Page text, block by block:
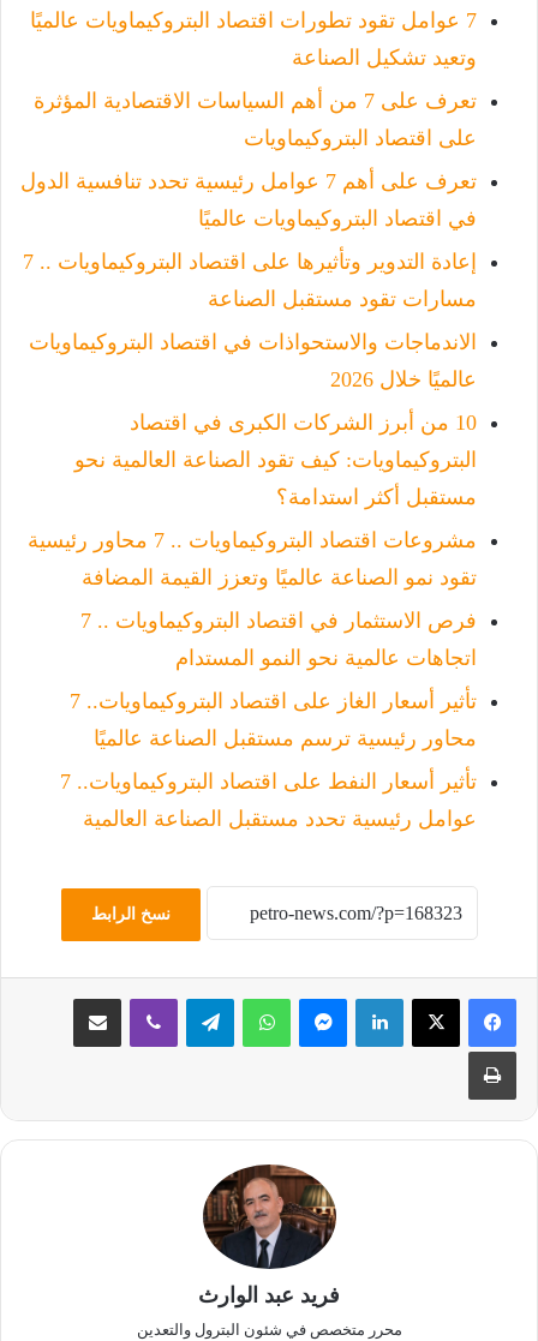
7 عوامل تقود تطورات اقتصاد البتروكيماويات عالميًا
وتعيد تشكيل الصناعة
تعرف على 7 من أهم السياسات الاقتصادية المؤثرة
على اقتصاد البتروكيماويات
تعرف على أهم 7 عوامل رئيسية تحدد تنافسية الدول
في اقتصاد البتروكيماويات عالميًا
إعادة التدوير وتأثيرها على اقتصاد البتروكيماويات .. 7
مسارات تقود مستقبل الصناعة
الاندماجات والاستحواذات في اقتصاد البتروكيماويات
عالميًا خلال 2026
10 من أبرز الشركات الكبرى في اقتصاد
البتروكيماويات: كيف تقود الصناعة العالمية نحو
مستقبل أكثر استدامة؟
مشروعات اقتصاد البتروكيماويات .. 7 محاور رئيسية
تقود نمو الصناعة عالميًا وتعزز القيمة المضافة
فرص الاستثمار في اقتصاد البتروكيماويات .. 7
اتجاهات عالمية نحو النمو المستدام
تأثير أسعار الغاز على اقتصاد البتروكيماويات.. 7
محاور رئيسية ترسم مستقبل الصناعة عالميًا
تأثير أسعار النفط على اقتصاد البتروكيماويات.. 7
عوامل رئيسية تحدد مستقبل الصناعة العالمية
نسخ الرابط
لينكدإن ماسنجر واتساب تيلقرام ڤايبر مشاركة عبر البريد
طباعة
فريد عبد الوارث
محرر متخصص في شئون البترول والتعدين